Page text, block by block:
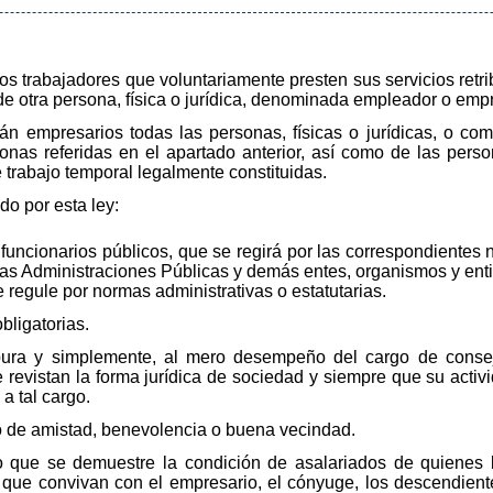
trabajadores que voluntariamente presten sus servicios
otra persona, física o jurídica, denominada empleador o
empresarios todas las personas, físicas o jurídicas, o
referidas en el apartado anterior, así como de las
temporal legalmente constituidas.
por esta ley:
públicos, que se regirá por las correspondientes
Administraciones Públicas y demás entes, organismos y
por normas administrativas o estatutarias.
y simplemente, al mero desempeño del cargo de
la forma jurídica de sociedad y siempre que su
tal cargo.
amistad, benevolencia o buena vecindad.
que se demuestre la condición de asalariados de
convivan con el empresario, el cónyuge, los